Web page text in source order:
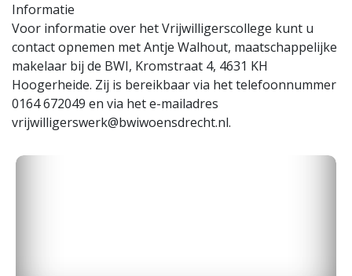
Informatie
Voor informatie over het Vrijwilligerscollege kunt u
contact opnemen met Antje Walhout, maatschappelijke
makelaar bij de BWI, Kromstraat 4, 4631 KH
Hoogerheide. Zij is bereikbaar via het telefoonnummer
0164 672049 en via het e-mailadres
vrijwilligerswerk@bwiwoensdrecht.nl.